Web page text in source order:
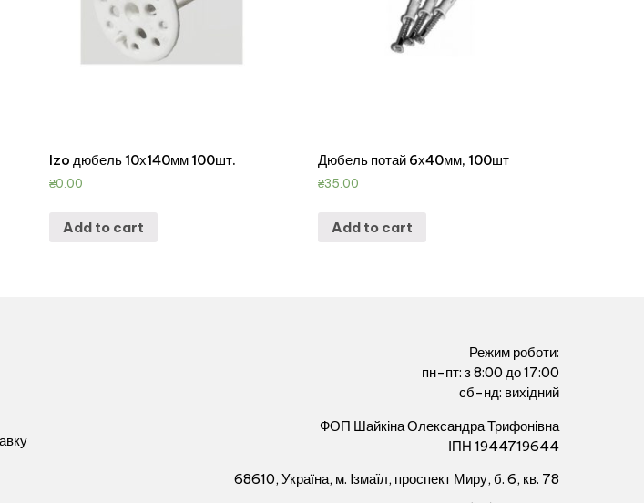
Izo дюбель 10х140мм 100шт.
₴0.00
Add to cart
Дюбель потай 6х40мм, 100шт
₴35.00
Add to cart
Режим роботи:
пн-пт: з 8:00 до 17:00
сб-нд: вихідний
ФОП Шайкіна Олександра Трифонівна
ІПН 1944719644
68610, Україна, м. Iзмаïл, проспект Миру, б. 6, кв. 78